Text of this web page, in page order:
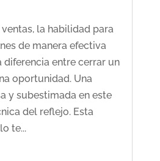
la habilidad para
de manera efectiva
diferencia entre cerrar un
oportunidad. Una
y subestimada en este
del reflejo. Esta
te...